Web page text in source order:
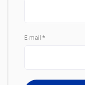
E-mail *